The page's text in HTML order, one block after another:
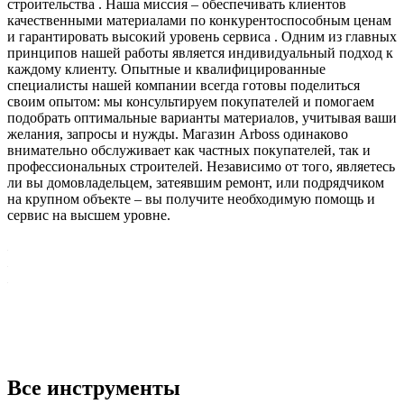
строительства . Наша миссия – обеспечивать клиентов
качественными материалами по конкурентоспособным ценам
и гарантировать высокий уровень сервиса . Одним из главных
принципов нашей работы является индивидуальный подход к
каждому клиенту. Опытные и квалифицированные
специалисты нашей компании всегда готовы поделиться
своим опытом: мы консультируем покупателей и помогаем
подобрать оптимальные варианты материалов, учитывая ваши
желания, запросы и нужды. Магазин Arboss одинаково
внимательно обслуживает как частных покупателей, так и
профессиональных строителей. Независимо от того, являетесь
ли вы домовладельцем, затеявшим ремонт, или подрядчиком
на крупном объекте – вы получите необходимую помощь и
сервис на высшем уровне.
Все инструменты